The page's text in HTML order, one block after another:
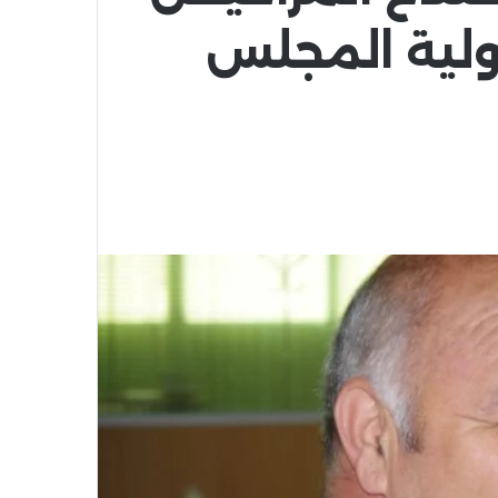
المجلس